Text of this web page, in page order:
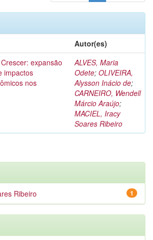
Autor(es)
expansão
impactos
nos
ALVES, Maria
Odete; OLIVEIRA,
Alysson Inácio de;
CARNEIRO, Wendell
Márcio Araújo;
MACIEL, Iracy
Soares Ribeiro
1
Ribeiro